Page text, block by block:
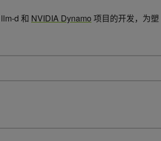
d 和 NVIDIA Dynamo 项目的开发，为塑